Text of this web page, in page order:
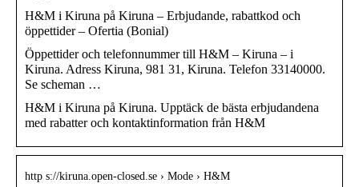
H&M i Kiruna på Kiruna – Erbjudande, rabattkod och
öppettider – Ofertia (Bonial)
Öppettider och telefonnummer till H&M – Kiruna – i
Kiruna. Adress Kiruna, 981 31, Kiruna. Telefon 33140000.
Se scheman …
H&M i Kiruna på Kiruna. Upptäck de bästa erbjudandena
med rabatter och kontaktinformation från H&M
http s://kiruna.open-closed.se › Mode › H&M